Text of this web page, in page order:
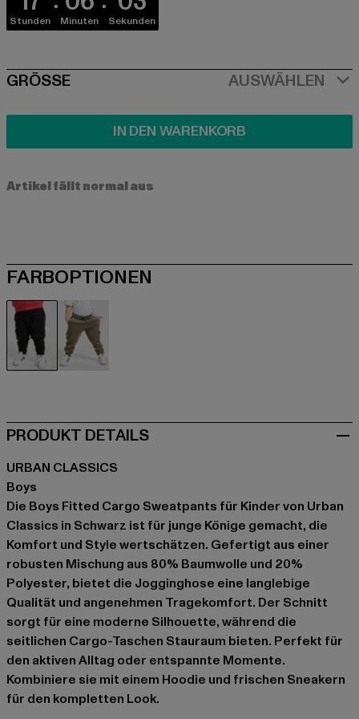
Stunden Minuten Sekunden
SIZE
GRÖSSE AUSWÄHLEN
IN DEN WARENKORB
Artikel fällt normal aus
FARBOPTIONEN
PRODUKT DETAILS
URBAN CLASSICS
Boys
Die Boys Fitted Cargo Sweatpants für Kinder von Urban
Classics in Schwarz ist für junge Könige gemacht, die
Komfort und Style wertschätzen. Gefertigt aus einer
robusten Mischung aus 80% Baumwolle und 20%
Polyester, bietet die Jogginghose eine langlebige
Qualität und angenehmen Tragekomfort. Der Schnitt
sorgt für eine moderne Silhouette, während die
seitlichen Cargo-Taschen Stauraum bieten. Perfekt für
den aktiven Alltag oder entspannte Momente.
Kombiniere sie mit einem Hoodie und frischen Sneakern
für den kompletten Look.